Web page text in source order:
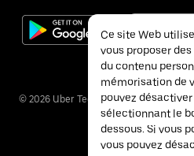
© 2026 Uber Technologies Inc.
Ce site Web
vous proposer
du contenu
mémorisation de
pouvez
sélectionnant le
dessous. Si vous
vous pouvez